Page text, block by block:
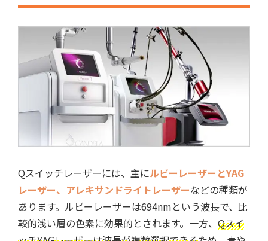
Qスイッチレーザーには、主にルビーレーザーとYAG
レーザー、アレキサンドライトレーザーなどの種類が
あります。ルビーレーザーは694nmという波長で、比
較的浅い層の色素に効果的とされます。一方、 Qスイ